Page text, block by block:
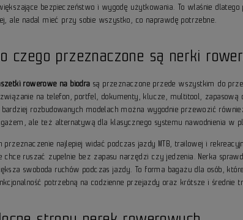
bezpieczeństwo i wygodę użytkowania. To właśnie
ale nadal mieć przy sobie wszystko, co naprawdę potrzebne.
czego przeznaczone są nerki
rowerowe na biodra są przeznaczone przede wszystkim do
na telefon, portfel, dokumenty, klucze, multitool,
bardziej rozbudowanych modelach można wygodnie przewozić
ale też alternatywą dla klasycznego systemu nawodnienia w
przeznaczenie najlepiej widać podczas jazdy MTB, trailowej i
chce ruszać zupełnie bez zapasu narzędzi czy jedzenia. Nerka
swoboda ruchów podczas jazdy. To forma bagażu dla osób,
potrzebną na codzienne przejazdy oraz krótsze i średnie